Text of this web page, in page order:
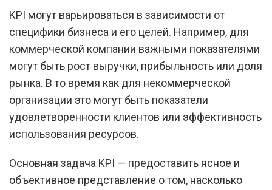
KPI могут варьироваться в зависимости от
специфики бизнеса и его целей. Например, для
коммерческой компании важными показателями
могут быть рост выручки, прибыльность или доля
рынка. В то время как для некоммерческой
организации это могут быть показатели
удовлетворенности клиентов или эффективность
использования ресурсов.
Основная задача KPI — предоставить ясное и
объективное представление о том, насколько